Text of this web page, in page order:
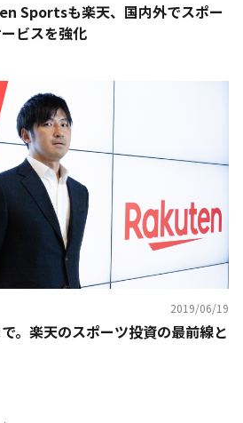
Sportsも――楽天、国内外でスポー
ビスを強化
2019/06/19
。楽天のスポーツ投資の最前線と